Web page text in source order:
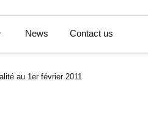
News Contact us
au 1er février 2011